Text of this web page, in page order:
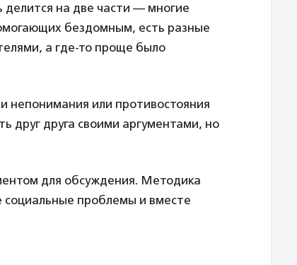
делится на две части — многие
бездомным, есть разные
а где-то проще было
непонимания или противостояния
друг друга своими аргументами, но
для обсуждения. Методика
социальные проблемы и вместе